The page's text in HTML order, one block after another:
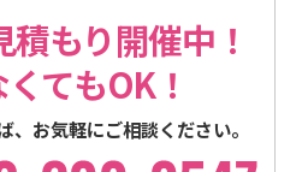
もり開催中！
てもOK！
、お気軽にご相談ください。